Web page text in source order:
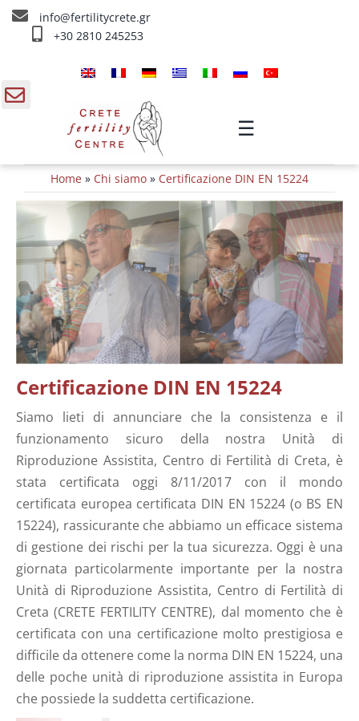
Skip
info@fertilitycrete.gr
+30 2810 245253
☰
Chi siamo
Trattamenti d’infertilità
Ringiovanimento & Fertilità
IV Trattamenti
Info
Contatta ci
Home » Chi siamo » Certificazione DIN EN 15224
Certificazione DIN EN 15224
Siamo lieti di annunciare che la consistenza e il
funzionamento sicuro della nostra Unità di
Riproduzione Assistita, Centro di Fertilità di Creta, è
stata certificata oggi 8/11/2017 con il mondo
certificata europea certificata DIN EN 15224 (o BS EN
15224), rassicurante che abbiamo un efficace sistema
di gestione dei rischi per la tua sicurezza. Oggi è una
giornata particolarmente importante per la nostra
Unità di Riproduzione Assistita, Centro di Fertilità di
Creta (CRETE FERTILITY CENTRE), dal momento che è
certificata con una certificazione molto prestigiosa e
difficile da ottenere come la norma DIN EN 15224, una
delle poche unità di riproduzione assistita in Europa
che possiede la suddetta certificazione.